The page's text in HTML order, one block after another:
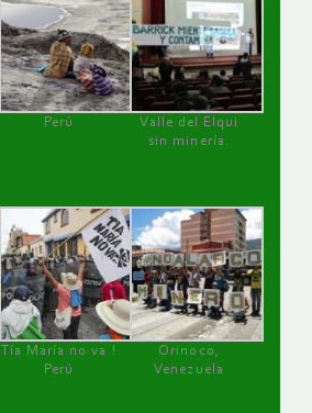
Perú
Valle del Elqui
sin minería.
Tía María no va !
Perú
Orinoco,
Venezuela